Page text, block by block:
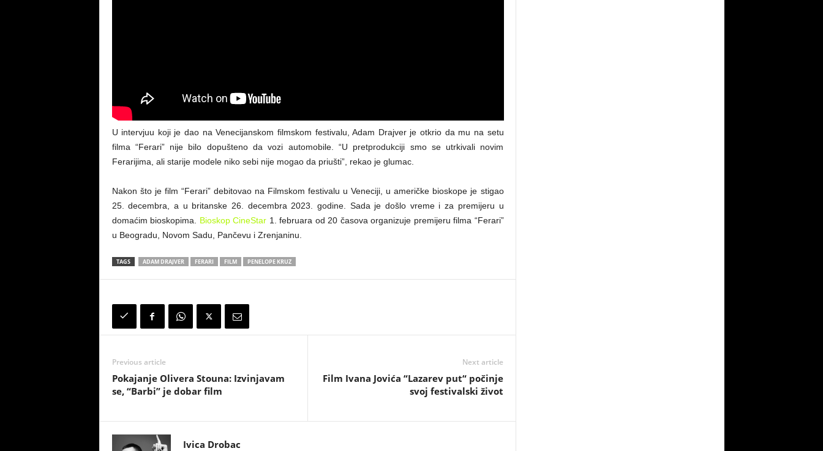
U intervjuu koji je dao na Venecijanskom filmskom festivalu, Adam Drajver je otkrio da mu na setu
filma “Ferari” nije bilo dopušteno da vozi automobile. “U pretprodukciji smo se utrkivali novim
Ferarijima, ali starije modele niko sebi nije mogao da priušti”, rekao je glumac.
Nakon što je film “Ferari” debitovao na Filmskom festivalu u Veneciji, u američke bioskope je stigao
25. decembra, a u britanske 26. decembra 2023. godine. Sada je došlo vreme i za premijeru u
domaćim bioskopima. Bioskop CineStar 1. februara od 20 časova organizuje premijeru filma “Ferari”
u Beogradu, Novom Sadu, Pančevu i Zrenjaninu.
TAGS ADAM DRAJVER FERARI FILM PENELOPE KRUZ
Previous article
Pokajanje Olivera Stouna: Izvinjavam
se, “Barbi” je dobar film
Next article
Film Ivana Jovića “Lazarev put“ počinje
svoj festivalski život
Ivica Drobac